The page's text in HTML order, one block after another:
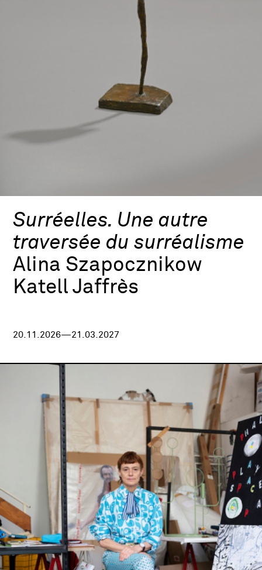
Surréelles. Une autre
traversée du surréalisme
Alina Szapocznikow
Katell Jaffrès
20.11.2026—21.03.2027